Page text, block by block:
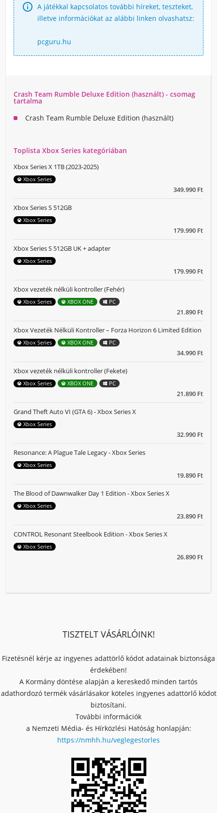
 A játékkal kapcsolatos további híreket, teszteket,
illetve információkat az alábbi linken olvashatsz:
pcguru.hu
Crash Team Rumble Deluxe Edition (használt) - csomag
tartalma
Crash Team Rumble Deluxe Edition (használt)
Toplista Xbox Series kategóriában
349.990 Ft
Xbox Series X 1TB (2023-2025)
Xbox Series
179.990 Ft
Xbox Series S 512GB
Xbox Series
179.990 Ft
Xbox Series S 512GB UK + adapter
Xbox Series
21.890 Ft
Xbox vezeték nélküli kontroller (Fehér)
Xbox Series XBOX ONE PC
34.990 Ft
Xbox Vezeték Nélküli Kontroller – Forza Horizon 6 Limited Edition
Xbox Series XBOX ONE PC
21.890 Ft
Xbox vezeték nélküli kontroller (Fekete)
Xbox Series XBOX ONE PC
32.990 Ft
Grand Theft Auto VI (GTA 6) - Xbox Series X
Xbox Series
19.890 Ft
Resonance: A Plague Tale Legacy - Xbox Series
Xbox Series
23.890 Ft
The Blood of Dawnwalker Day 1 Edition - Xbox Series X
Xbox Series
26.890 Ft
CONTROL Resonant Steelbook Edition - Xbox Series X
Xbox Series
TISZTELT VÁSÁRLÓINK!
Fizetésnél kérje az ingyenes adattörlő kódot adatainak biztonsága
érdekében!
A Kormány döntése alapján a kereskedő minden tartós
adathordozó termék vásárlásakor köteles ingyenes adattörlő kódot
biztosítani.
További információk
a Nemzeti Média- és Hírközlési Hatóság honlapján:
https://nmhh.hu/veglegestorles